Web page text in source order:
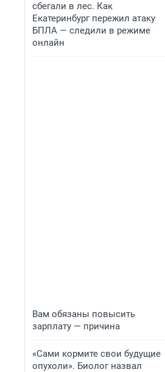
сбегали в лес. Как
Екатеринбург пережил атаку
БПЛА — следили в режиме
онлайн
Вам обязаны повысить
зарплату — причина
«Сами кормите свои будущие
опухоли». Биолог назвал